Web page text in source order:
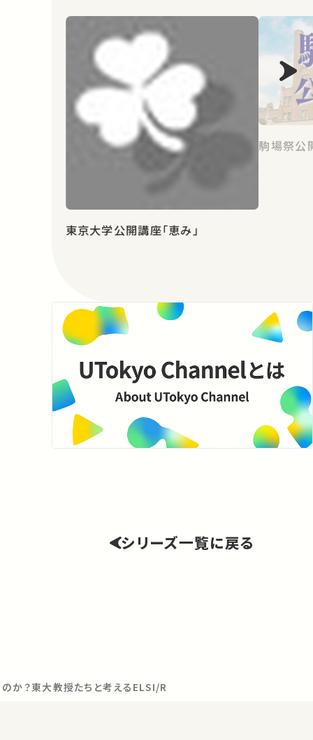
東京大学公開講座「恵み」
駒場祭公
シリーズ一覧に戻る
か？東大教授たちと考えるELSI/RRI Vol.2 「エネルギーと環境